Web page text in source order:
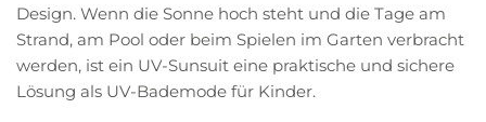
Design. Wenn die Sonne hoch steht und die Tage am
Strand, am Pool oder beim Spielen im Garten verbracht
werden, ist ein UV-Sunsuit eine praktische und sichere
Lösung als UV-Bademode für Kinder.